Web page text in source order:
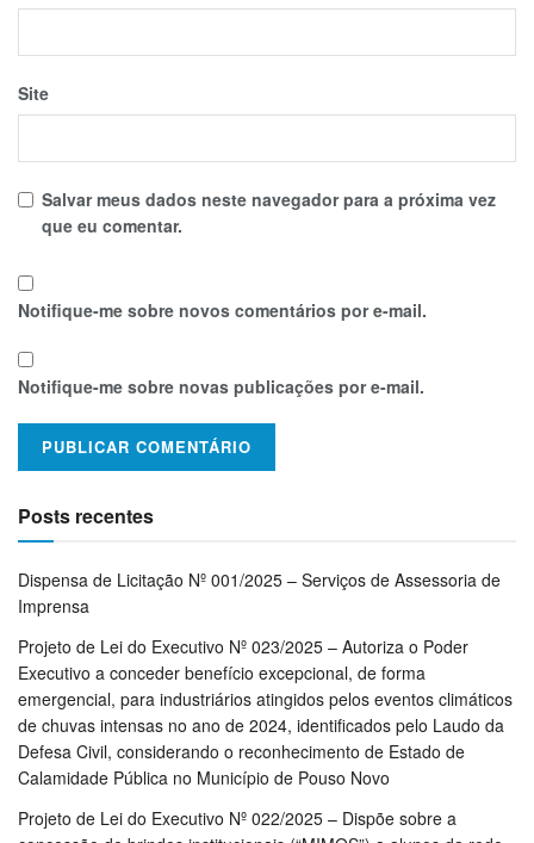
Site
Salvar meus dados neste navegador para a próxima vez
que eu comentar.
Notifique-me sobre novos comentários por e-mail.
Notifique-me sobre novas publicações por e-mail.
Posts recentes
Dispensa de Licitação Nº 001/2025 – Serviços de Assessoria de
Imprensa
Projeto de Lei do Executivo Nº 023/2025 – Autoriza o Poder
Executivo a conceder benefício excepcional, de forma
emergencial, para industriários atingidos pelos eventos climáticos
de chuvas intensas no ano de 2024, identificados pelo Laudo da
Defesa Civil, considerando o reconhecimento de Estado de
Calamidade Pública no Município de Pouso Novo
Projeto de Lei do Executivo Nº 022/2025 – Dispõe sobre a